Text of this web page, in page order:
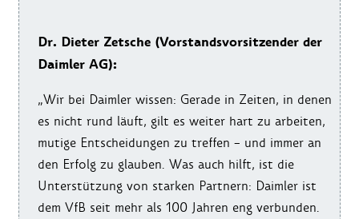
Dr. Dieter Zetsche (Vorstandsvorsitzender der
Daimler AG):
„Wir bei Daimler wissen: Gerade in Zeiten, in denen
es nicht rund läuft, gilt es weiter hart zu arbeiten,
mutige Entscheidungen zu treffen – und immer an
den Erfolg zu glauben. Was auch hilft, ist die
Unterstützung von starken Partnern: Daimler ist
dem VfB seit mehr als 100 Jahren eng verbunden.